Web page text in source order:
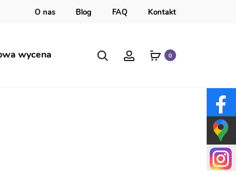
O nas Blog FAQ Kontakt
wycena Szukaj Account0